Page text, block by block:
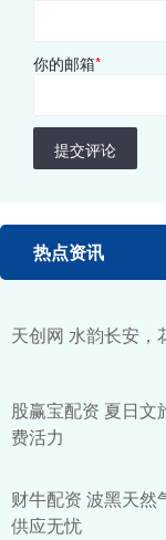
你的邮箱*
提交评论
热点资讯
天创网 水韵长安，
股赢宝配资 夏日文
费活力
财牛配资 波黑天然
供应无忧